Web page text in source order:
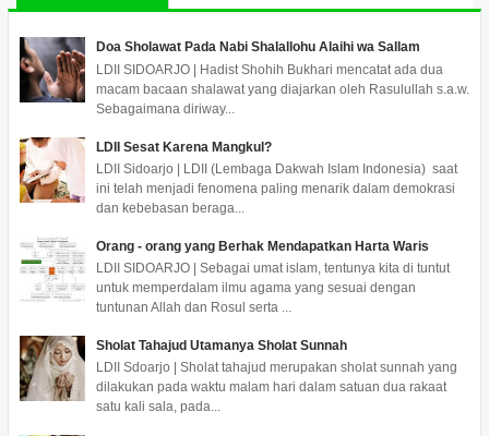
Doa Sholawat Pada Nabi Shalallohu Alaihi wa Sallam
LDII SIDOARJO | Hadist Shohih Bukhari mencatat ada dua
macam bacaan shalawat yang diajarkan oleh Rasulullah s.a.w.
Sebagaimana diriway...
LDII Sesat Karena Mangkul?
LDII Sidoarjo | LDII (Lembaga Dakwah Islam Indonesia) saat
ini telah menjadi fenomena paling menarik dalam demokrasi
dan kebebasan beraga...
Orang - orang yang Berhak Mendapatkan Harta Waris
LDII SIDOARJO | Sebagai umat islam, tentunya kita di tuntut
untuk memperdalam ilmu agama yang sesuai dengan
tuntunan Allah dan Rosul serta ...
Sholat Tahajud Utamanya Sholat Sunnah
LDII Sdoarjo | Sholat tahajud merupakan sholat sunnah yang
dilakukan pada waktu malam hari dalam satuan dua rakaat
satu kali sala, pada...